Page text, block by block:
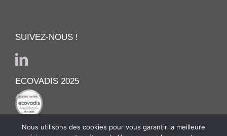
SUIVEZ-NOUS !
ECOVADIS 2025
Nous utilisons des cookies pour vous garantir la meilleure